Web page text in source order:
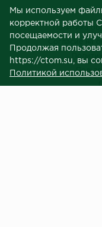
Политика
Согласие на
Мы используем
корректной работы
посещаемости и
Продолжая
https://ctom.su, вы
Политикой